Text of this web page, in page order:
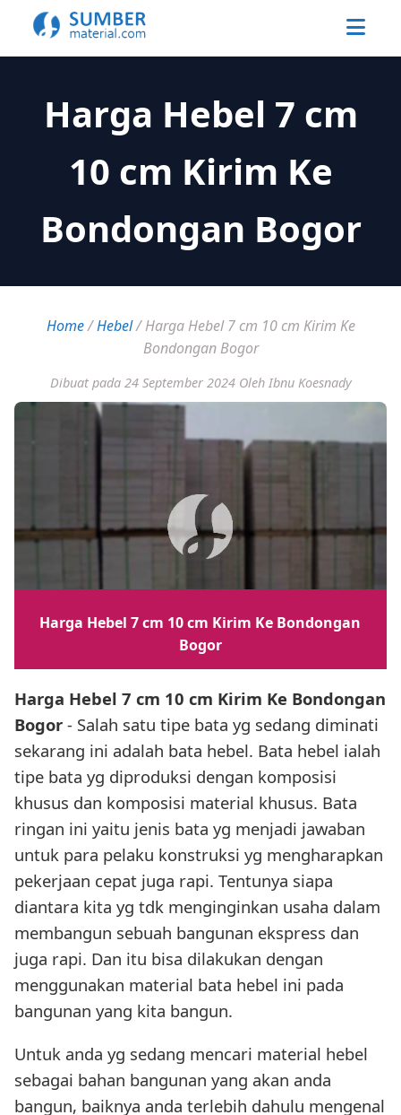
Harga Hebel 7 cm
10 cm Kirim Ke
Bondongan Bogor
Home/Hebel/Harga Hebel 7 cm 10 cm Kirim Ke
Bondongan Bogor
Dibuat pada 24 September 2024 Oleh Ibnu Koesnady
Harga Hebel 7 cm 10 cm Kirim Ke Bondongan
Bogor
Harga Hebel 7 cm 10 cm Kirim Ke Bondongan
Bogor - Salah satu tipe bata yg sedang diminati
sekarang ini adalah bata hebel. Bata hebel ialah
tipe bata yg diproduksi dengan komposisi
khusus dan komposisi material khusus. Bata
ringan ini yaitu jenis bata yg menjadi jawaban
untuk para pelaku konstruksi yg mengharapkan
pekerjaan cepat juga rapi. Tentunya siapa
diantara kita yg tdk menginginkan usaha dalam
membangun sebuah bangunan ekspress dan
juga rapi. Dan itu bisa dilakukan dengan
menggunakan material bata hebel ini pada
bangunan yang kita bangun.
Untuk anda yg sedang mencari material hebel
sebagai bahan bangunan yang akan anda
bangun, baiknya anda terlebih dahulu mengenal